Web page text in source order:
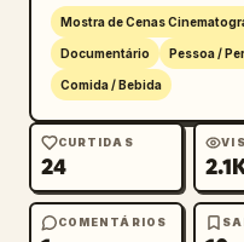
lanternas e
Som de crianças
---
### [00:02–00:04]
Takes rápidos de
* Massa sendo
* Polvo adicionado
Mostra de Cenas
Documentário Pessoa /
Comida / Bebida
CURTIDAS
24
COMENTÁRIOS